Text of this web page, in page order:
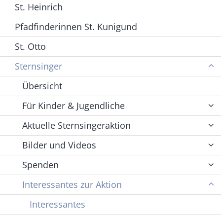
St. Heinrich
Pfadfinderinnen St. Kunigund
St. Otto
Sternsinger
Übersicht
Für Kinder & Jugendliche
Aktuelle Sternsingeraktion
Bilder und Videos
Spenden
Interessantes zur Aktion
Interessantes